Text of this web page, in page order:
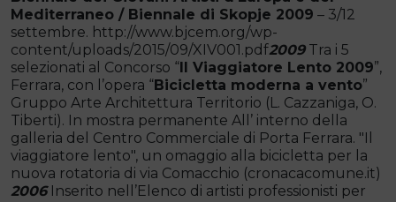
Mediterraneo / Biennale di Skopje 2009 – 3/12
settembre. http://www.bjcem.org/wp-
content/uploads/2015/09/XIV001.pdf2009 Tra i 5
selezionati al Concorso “Il Viaggiatore Lento 2009”,
Ferrara, con l’opera “Bicicletta moderna a vento”
Gruppo Arte Architettura Territorio (L. Cazzaniga, O.
Tiberti). In mostra permanente All’ interno della
galleria del Centro Commerciale di Porta Ferrara. "Il
viaggiatore lento", un omaggio alla bicicletta per la
nuova rotatoria di via Comacchio (cronacacomune.it)
2006 Inserito nell’Elenco di artisti professionisti per